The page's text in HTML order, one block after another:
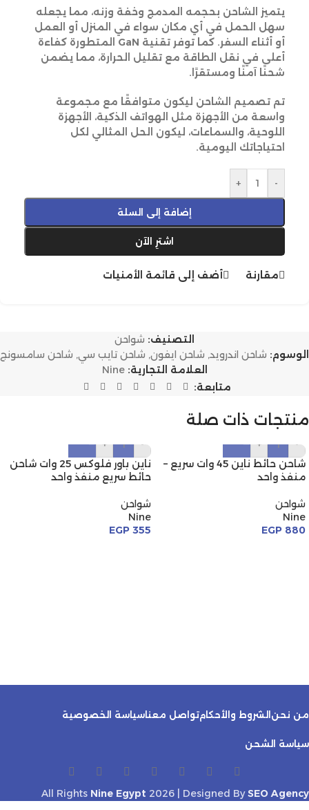
يتميز الشاحن بحجمه المدمج وخفة وزنه، مما يجعله
سهل الحمل في أي مكان سواء في المنزل أو العمل
أو أثناء السفر. كما توفر تقنية GaN المتطورة كفاءة
أعلى في نقل الطاقة مع تقليل الحرارة، مما يضمن
شحنًا آمنًا ومستقرًا.
تم تصميم الشاحن ليكون متوافقًا مع مجموعة
واسعة من الأجهزة مثل الهواتف الذكية، الأجهزة
اللوحية، والسماعات، ليكون الحل المثالي لكل
احتياجاتك اليومية.
-
+
إضافة إلى السلة
اشترِ الآن
مقارنة أضف إلى قائمة الأمنيات
التصنيف: شواحن
الوسوم: شاحن اندرويد, شاحن ايفون, شاحن تايب سي, شاحن سامسونج
العلامة التجارية:Nine
متابعة:
منتجات ذات صلة
-
+
شاحن حائط ناين 45 وات سريع –
منفذ واحد
شواحن
Nine
EGP 880
-
+
ناين باور فلوكس 25 وات شاحن
حائط سريع منفذ واحد
شواحن
Nine
EGP 355
من نحن الشروط والأحكامتواصل معناسياسة الخصوصية
سياسة الشحن
All Rights Nine Egypt 2026 | Designed BySEO Agency